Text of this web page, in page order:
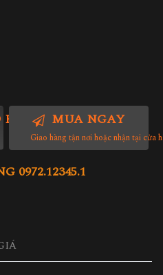
HÀNG MUA NGAY
Giao hàng tận nơi hoặc nhận tại cửa
0972.12345.1